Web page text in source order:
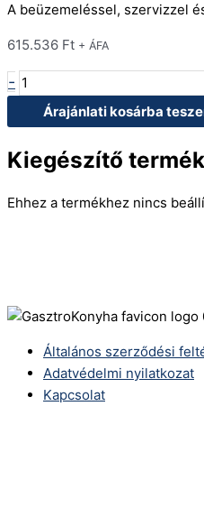
A beüzemeléssel, szervizzel
615.536 Ft + ÁFA
-
Árajánlati kosárba
Kiegészítő
Ehhez a termékhez nincs
Általános szerződési
Adatvédelmi nyilatkozat
Kapcsolat